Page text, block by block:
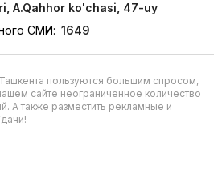
A.Qahhor ko'chasi, 47-uy
СМИ: 1649
пользуются большим спросом,
сайте неограниченное количество
А также разместить рекламные и